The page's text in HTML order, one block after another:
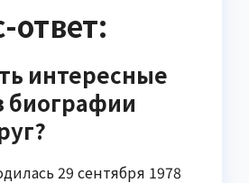
ответ:
интересные
биографии
29 сентября 1978